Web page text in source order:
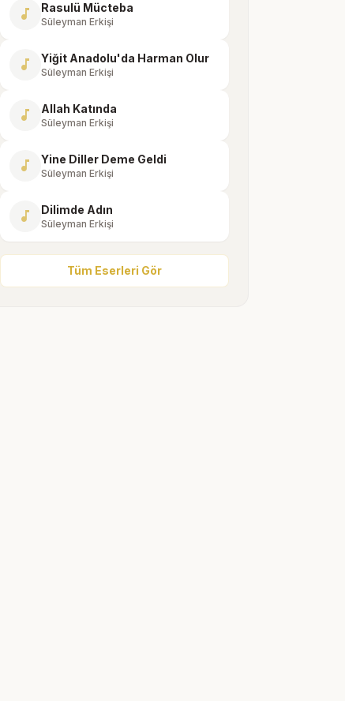
music_note Rasulü Mücteba
Süleyman Erkişi
music_note Yiğit Anadolu'da Harman Olur
Süleyman Erkişi
music_note Allah Katında
Süleyman Erkişi
music_note Yine Diller Deme Geldi
Süleyman Erkişi
music_note Dilimde Adın
Süleyman Erkişi
Tüm Eserleri Gör